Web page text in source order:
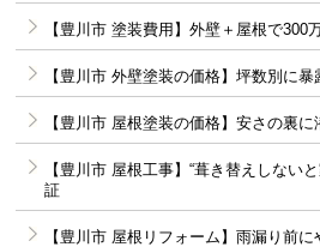
【豊川市 塗装費用】外壁＋屋根で300
【豊川市 外壁塗装の価格】坪数別に
【豊川市 屋根塗装の価格】安さの裏
【豊川市 屋根工事】“葺き替えしない
証
【豊川市 屋根リフォーム】雨漏り前